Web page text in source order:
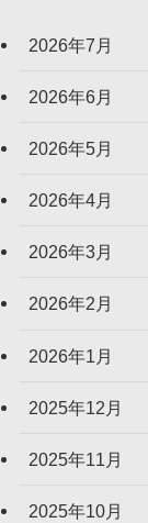
2026年7月
2026年6月
2026年5月
2026年4月
2026年3月
2026年2月
2026年1月
2025年12月
2025年11月
2025年10月